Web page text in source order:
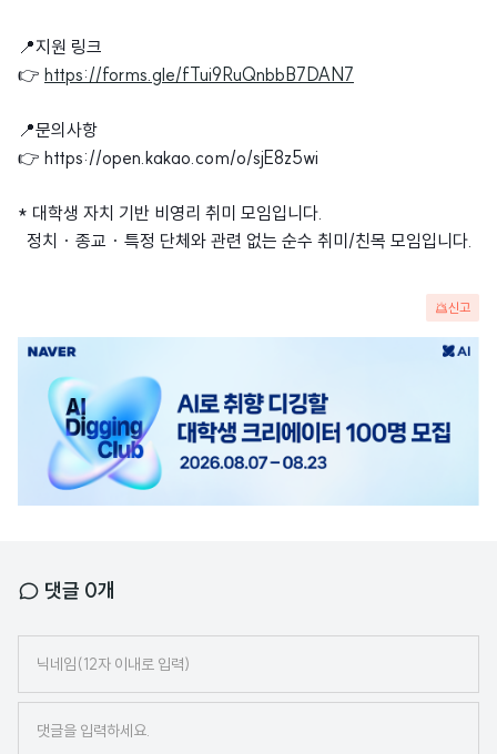
📍지원 링크
👉 https://forms.gle/fTui9RuQnbbB7DAN7
📍문의사항
👉 https://open.kakao.com/o/sjE8z5wi
* 대학생 자치 기반 비영리 취미 모임입니다.
정치 · 종교 · 특정 단체와 관련 없는 순수 취미/친목 모임입니다.
신고
광
댓글 0개
임